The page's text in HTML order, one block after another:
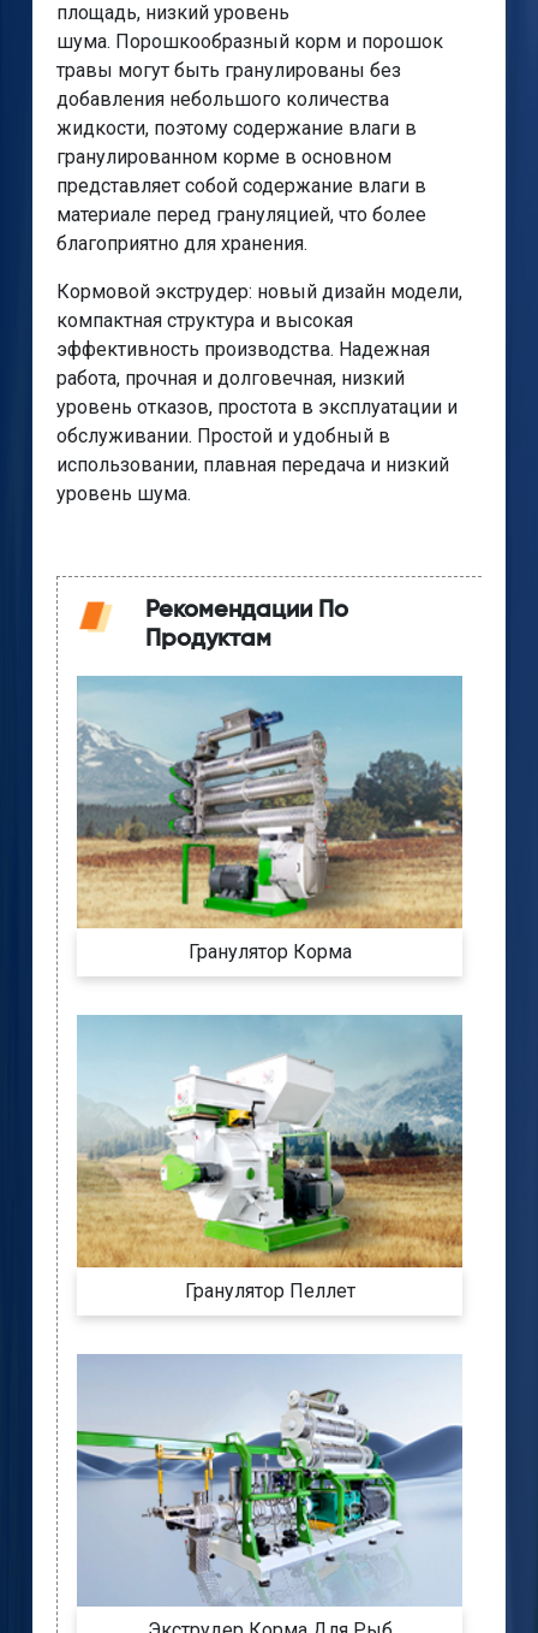
площадь, низкий уровень
шума. Порошкообразный корм и порошок
травы могут быть гранулированы без
добавления небольшого количества
жидкости, поэтому содержание влаги в
гранулированном корме в основном
представляет собой содержание влаги в
материале перед грануляцией, что более
благоприятно для хранения.
Кормовой экструдер: новый дизайн модели,
компактная структура и высокая
эффективность производства. Надежная
работа, прочная и долговечная, низкий
уровень отказов, простота в эксплуатации и
обслуживании. Простой и удобный в
использовании, плавная передача и низкий
уровень шума.
Рекомендации По
Продуктам
Гранулятор Корма
Гранулятор Пеллет